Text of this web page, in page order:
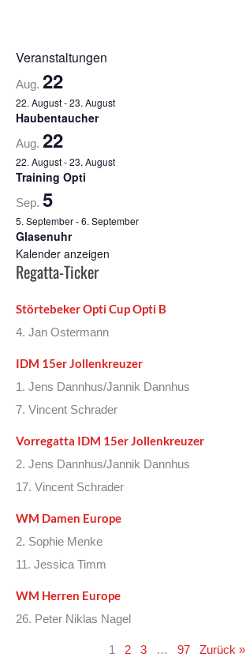
Veranstaltungen
Aug. 22
22. August-23. August
Haubentaucher
Aug. 22
22. August-23. August
Training Opti
Sep. 5
5. September-6. September
Glasenuhr
Kalender anzeigen
Regatta-Ticker
Störtebeker Opti Cup Opti B
4. Jan Ostermann
IDM 15er Jollenkreuzer
1. Jens Dannhus/Jannik Dannhus
7. Vincent Schrader
Vorregatta IDM 15er Jollenkreuzer
2. Jens Dannhus/Jannik Dannhus
17. Vincent Schrader
WM Damen Europe
2. Sophie Menke
11. Jessica Timm
WM Herren Europe
26. Peter Niklas Nagel
1 2 3 … 97 Zurück »